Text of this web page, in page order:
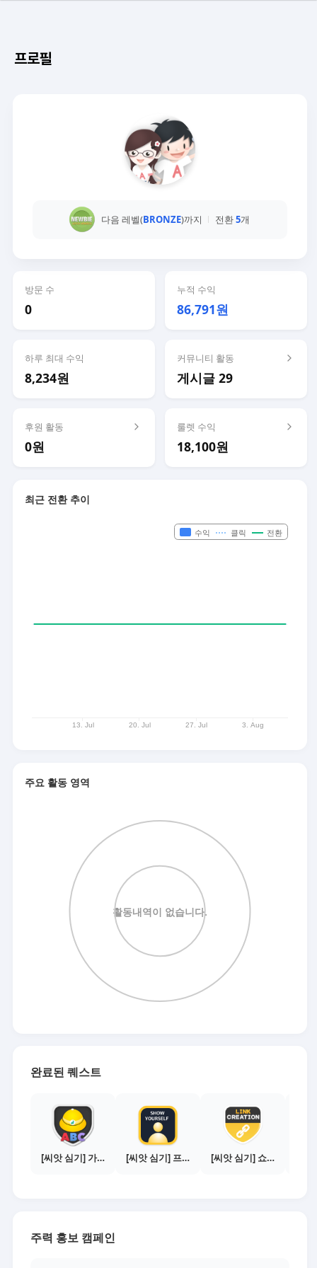
프로필
다음 레벨(BRONZE)까지 전환5개
방문 수
0
누적 수익
86,791원
하루 최대 수익
8,234원
커뮤니티 활동
게시글 29
후원 활동
0원
룰렛 수익
18,100원
최근 전환 추이
주요 활동 영역
완료된 퀘스트
[씨앗 심기] 가이드보기 - 매체별 활동 가이드 [씨앗 심기] 프로필 사진 등록하기 [씨앗 심기] 쇼핑몰 링크 발급하기 - 제휴몰 10곳
주력 홍보 캠페인